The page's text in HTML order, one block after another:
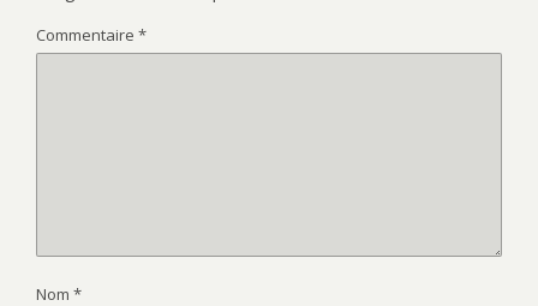
Commentaire *
Nom *